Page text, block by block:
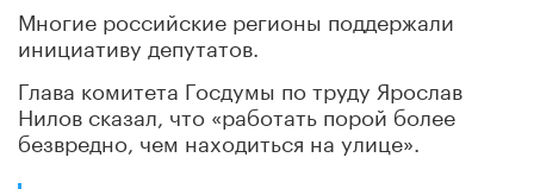
Многие российские регионы поддержали
инициативу депутатов.
Глава комитета Госдумы по труду Ярослав
Нилов сказал, что «работать порой более
безвредно, чем находиться на улице».